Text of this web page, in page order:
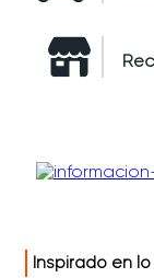
Inspirado en